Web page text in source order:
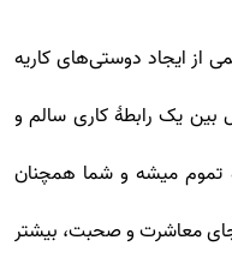
از ایجاد دوستی‌های کاریه
بین یک رابطۀ کاری سالم و
تموم میشه و شما همچنان
معاشرت و صحبت، بیشتر